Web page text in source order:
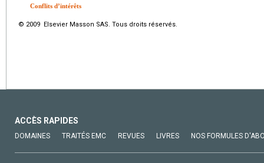
Conflits d’intérêts
© 2009 Elsevier Masson SAS. Tous droits réservés.
ACCÈS RAPIDES
DOMAINES TRAITÉS EMC REVUES LIVRES NOS FORMULES